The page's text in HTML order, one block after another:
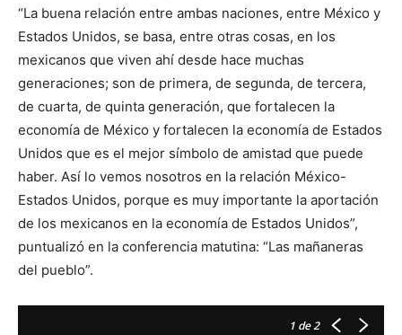
“La buena relación entre ambas naciones, entre México y
Estados Unidos, se basa, entre otras cosas, en los
mexicanos que viven ahí desde hace muchas
generaciones; son de primera, de segunda, de tercera,
de cuarta, de quinta generación, que fortalecen la
economía de México y fortalecen la economía de Estados
Unidos que es el mejor símbolo de amistad que puede
haber. Así lo vemos nosotros en la relación México-
Estados Unidos, porque es muy importante la aportación
de los mexicanos en la economía de Estados Unidos”,
puntualizó en la conferencia matutina: “Las mañaneras
del pueblo”.
1 de 2